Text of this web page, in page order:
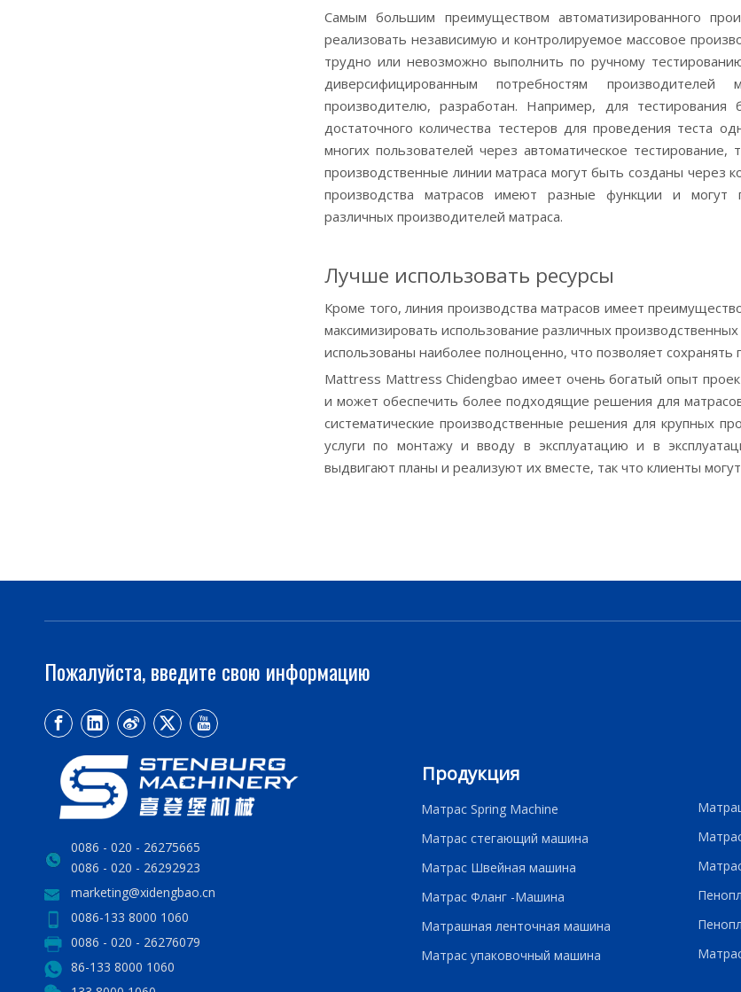
Самым большим преимуществом автоматизированного
реализовать независимую и контролируемое массовое
трудно или невозможно выполнить по ручному
диверсифицированным потребностям
производителю, разработан. Например, для тестирования
достаточного количества тестеров для проведения
многих пользователей через автоматическое
производственные линии матраса могут быть созданы
производства матрасов имеют разные функции и могут
различных производителей матраса.
Лучше использовать ресурсы
Кроме того, линия производства матрасов имеет
максимизировать использование различных
использованы наиболее полноценно, что позволяет
Mattress Mattress Chidengbao имеет очень богатый опыт
и может обеспечить более подходящие решения для
систематические производственные решения для крупных
услуги по монтажу и вводу в эксплуатацию и в
выдвигают планы и реализуют их вместе, так что клиенты
Пожалуйста, введите свою информацию
0086 - 020 - 26275665
0086 - 020 - 26292923
marketing@xidengbao.cn
0086-133 8000 1060
0086 - 020 - 26276079
86-133 8000 1060
Продукция
Матрас Spring Machine
Матрас стегающий машина
Матрас Швейная машина
Матрас Фланг -Машина
Матрашная ленточная машина
Матрас упаковочный машина